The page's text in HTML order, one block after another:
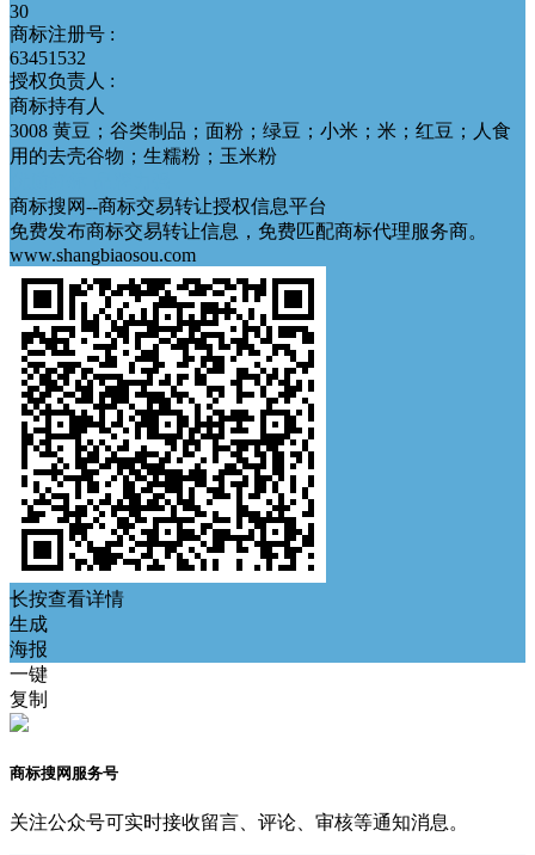
30
商标注册号 :
63451532
授权负责人 :
商标持有人
3008 黄豆；谷类制品；面粉；绿豆；小米；米；红豆；人食
用的去壳谷物；生糯粉；玉米粉
商标搜网--商标交易转让授权信息平台
免费发布商标交易转让信息，免费匹配商标代理服务商。
www.shangbiaosou.com
长按查看详情
生成
海报
一键
复制
商标搜网服务号
关注公众号可实时接收留言、评论、审核等通知消息。